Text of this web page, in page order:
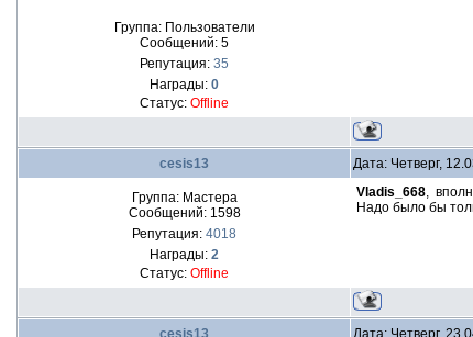
Группа: Пользователи
Сообщений: 5
Репутация: 35
Награды: 0
Статус: Offline
cesis13 Дата: Четверг,
Группа: Мастера
Сообщений: 1598
Репутация: 4018
Награды: 2
Статус: Offline
Vladis_668,
Надо было бы
cesis13 Дата: Четверг,